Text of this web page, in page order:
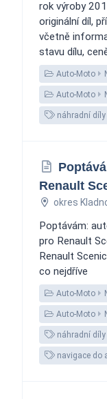
rok výroby
originální díl,
včetně
stavu dílu,
Auto-Moto
Auto-Moto
náhradní díly
Renault
okres
Poptávám:
pro Renault
Renault
co nejdříve
Auto-Moto
Auto-Moto
náhradní díly
navigace do